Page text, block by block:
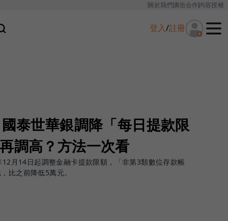
關於我們廣告合作內容授權
登入/註冊
泰世華銀調降「每日提款限
調高？方法一次看
月14日起調整金融卡提款限額，「非第3類數位存款帳
比之前降低5萬元。